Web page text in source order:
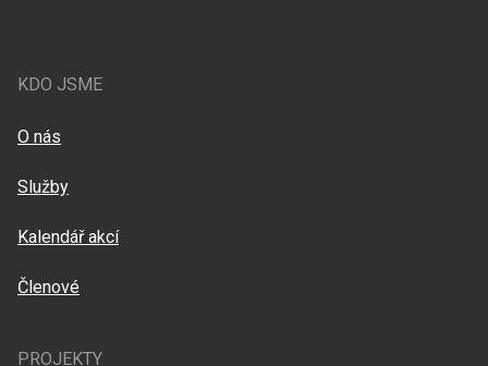
KDO JSME
O nás
Služby
Kalendář akcí
Členové
PROJEKTY